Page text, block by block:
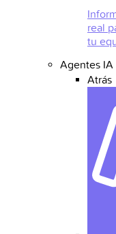
real
tu
Agentes IA
Atrás